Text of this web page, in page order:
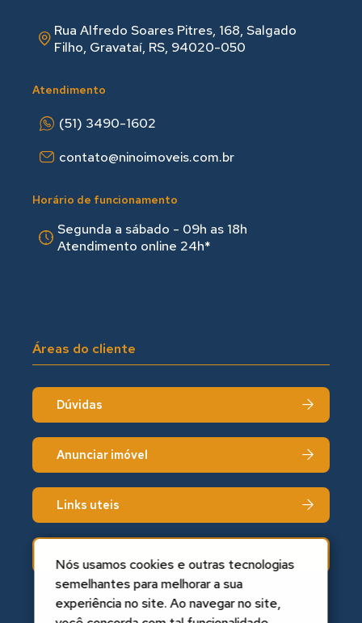
Rua Alfredo Soares Pitres, 168, Salgado
Filho, Gravataí, RS, 94020-050
Atendimento
(51) 3490-1602
contato@ninoimoveis.com.br
Horário de funcionamento
Segunda a sábado - 09h as 18hㅤㅤ
Atendimento online 24h*
Áreas do cliente
Dúvidas
Anunciar imóvel
Links uteis
Nós usamos cookies e outras tecnologias
semelhantes para melhorar a sua
experiência no site. Ao navegar no site,